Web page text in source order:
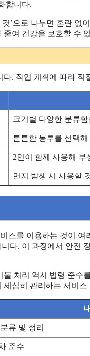
합니다.
’으로 나누면 혼란 없
여 건강을 보호할 수
. 작업 계획에 따라 적
크기별 다양한 분류
튼튼한 봉투를 선택해
2인이 함께 사용해 부
먼지 발생 시 사용할
스를 이용하는 것이
다. 이 과정에서 안전
처리 역시 법령 준수
심히 관리하는 서비스
류 및 정리
준수